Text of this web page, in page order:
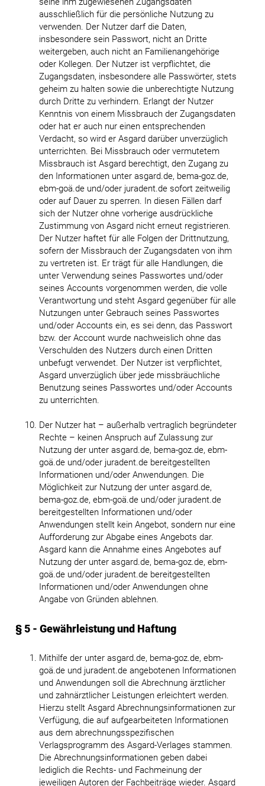
ausschließlich für die persönliche Nutzung zu
verwenden. Der Nutzer darf die Daten,
insbesondere sein Passwort, nicht an Dritte
weitergeben, auch nicht an Familienangehörige
oder Kollegen. Der Nutzer ist verpflichtet, die
Zugangsdaten, insbesondere alle Passwörter, stets
geheim zu halten sowie die unberechtigte Nutzung
durch Dritte zu verhindern. Erlangt der Nutzer
Kenntnis von einem Missbrauch der Zugangsdaten
oder hat er auch nur einen entsprechenden
Verdacht, so wird er Asgard darüber unverzüglich
unterrichten. Bei Missbrauch oder vermutetem
Missbrauch ist Asgard berechtigt, den Zugang zu
den Informationen unter asgard.de, bema-goz.de,
ebm-goä.de und/oder juradent.de sofort zeitweilig
oder auf Dauer zu sperren. In diesen Fällen darf
sich der Nutzer ohne vorherige ausdrückliche
Zustimmung von Asgard nicht erneut registrieren.
Der Nutzer haftet für alle Folgen der Drittnutzung,
sofern der Missbrauch der Zugangsdaten von ihm
zu vertreten ist. Er trägt für alle Handlungen, die
unter Verwendung seines Passwortes und/oder
seines Accounts vorgenommen werden, die volle
Verantwortung und steht Asgard gegenüber für alle
Nutzungen unter Gebrauch seines Passwortes
und/oder Accounts ein, es sei denn, das Passwort
bzw. der Account wurde nachweislich ohne das
Verschulden des Nutzers durch einen Dritten
unbefugt verwendet. Der Nutzer ist verpflichtet,
Asgard unverzüglich über jede missbräuchliche
Benutzung seines Passwortes und/oder Accounts
zu unterrichten.
Der Nutzer hat – außerhalb vertraglich begründeter
Rechte – keinen Anspruch auf Zulassung zur
Nutzung der unter asgard.de, bema-goz.de, ebm-
goä.de und/oder juradent.de bereitgestellten
Informationen und/oder Anwendungen. Die
Möglichkeit zur Nutzung der unter asgard.de,
bema-goz.de, ebm-goä.de und/oder juradent.de
bereitgestellten Informationen und/oder
Anwendungen stellt kein Angebot, sondern nur eine
Aufforderung zur Abgabe eines Angebots dar.
Asgard kann die Annahme eines Angebotes auf
Nutzung der unter asgard.de, bema-goz.de, ebm-
goä.de und/oder juradent.de bereitgestellten
Informationen und/oder Anwendungen ohne
Angabe von Gründen ablehnen.
§ 5 - Gewährleistung und Haftung
Mithilfe der unter asgard.de, bema-goz.de, ebm-
goä.de und juradent.de angebotenen Informationen
und Anwendungen soll die Abrechnung ärztlicher
und zahnärztlicher Leistungen erleichtert werden.
Hierzu stellt Asgard Abrechnungsinformationen zur
Verfügung, die auf aufgearbeiteten Informationen
aus dem abrechnungsspezifischen
Verlagsprogramm des Asgard-Verlages stammen.
Die Abrechnungsinformationen geben dabei
lediglich die Rechts- und Fachmeinung der
jeweiligen Autoren der Fachbeiträge wieder. Asgard